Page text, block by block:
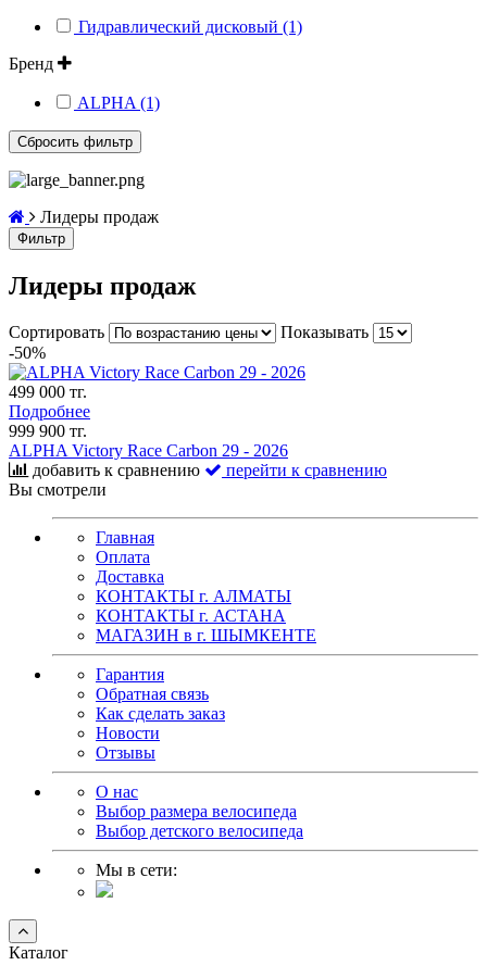
Гидравлический дисковый (1)
Бренд
ALPHA (1)
Лидеры продаж
Фильтр
Лидеры продаж
Сортировать
Показывать
-50%
499 000 тг.
Подробнее
999 900 тг.
ALPHA Victory Race Carbon 29 - 2026
добавить к сравнению
перейти к сравнению
Вы смотрели
Главная
Оплата
Доставка
КОНТАКТЫ г. АЛМАТЫ
КОНТАКТЫ г. АСТАНА
МАГАЗИН в г. ШЫМКЕНТЕ
Гарантия
Обратная связь
Как сделать заказ
Новости
Отзывы
О нас
Выбор размера велосипеда
Выбор детского велосипеда
Мы в сети:
Каталог